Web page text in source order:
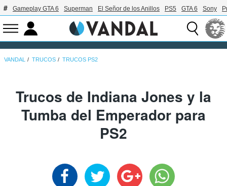
Gameplay GTA 6 Superman El Señor de los Anillos PS5 GTA 6 Sony
VANDAL TRUCOS TRUCOS PS2
Trucos de Indiana Jones y la
Tumba del Emperador para
PS2